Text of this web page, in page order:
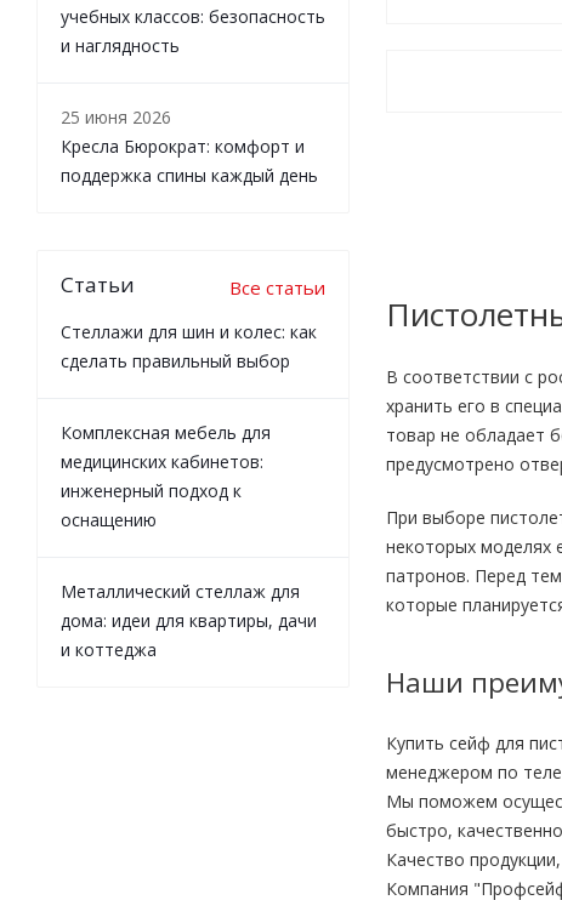
В соответствии с
хранить его в
товар не обладает
предусмотрено
При выборе
некоторых моделях
патронов. Перед
которые
Наши
Купить сейф для
менеджером по
Мы поможем
быстро,
Качество
Компания
учебных классов: безопасность
и наглядность
25 июня 2026
Кресла Бюрократ: комфорт и
поддержка спины каждый день
Статьи Все статьи
Стеллажи для шин и колес: как
сделать правильный выбор
Комплексная мебель для
медицинских кабинетов:
инженерный подход к
оснащению
Металлический стеллаж для
дома: идеи для квартиры, дачи
и коттеджа